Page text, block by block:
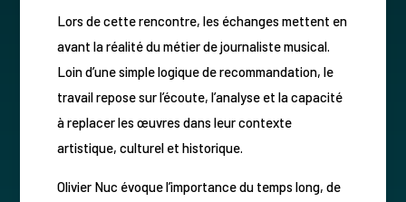
Lors de cette rencontre, les échanges mettent en
avant la réalité du métier de journaliste musical.
Loin d’une simple logique de recommandation, le
travail repose sur l’écoute, l’analyse et la capacité
à replacer les œuvres dans leur contexte
artistique, culturel et historique.
Olivier Nuc évoque l’importance du temps long, de